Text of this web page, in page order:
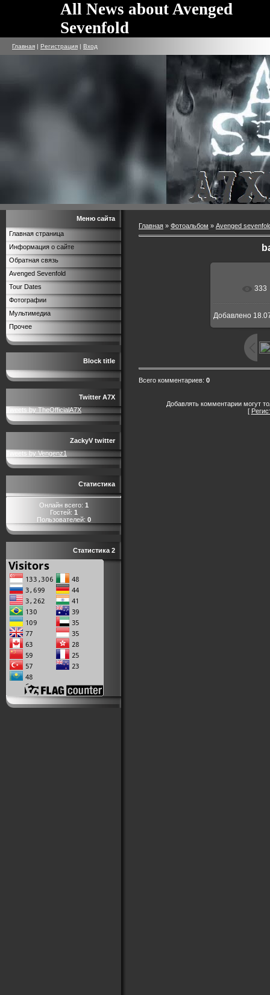
All News about Avenged
Sevenfold
Главная | Регистрация | Вход
Меню сайта
Главная страница
Информация о сайте
Обратная связь
Avenged Sevenfold
Tour Dates
Фотографии
Мультимедиа
Прочее
Block title
Twitter A7X
Tweets by TheOfficialA7X
ZackyV twitter
Tweets by Vengenz1
Статистика
Онлайн всего: 1
Гостей: 1
Пользователей: 0
Статистика 2
Главная » Фотоальбом » Avenged
В 333
Добавлено
Всего комментариев: 0
Добавлять комментарии могут
[